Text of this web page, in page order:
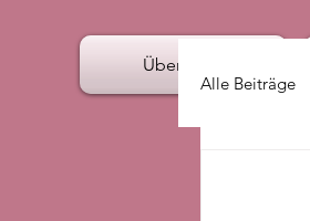
Über mich
Alle Beiträge